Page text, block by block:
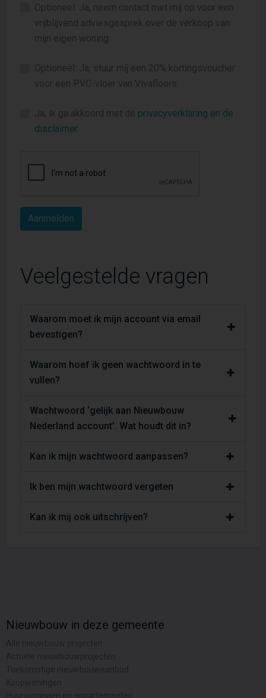
Optioneel: Ja, neem contact met mij op voor een
vrijblijvend adviesgesprek over de verkoop van
mijn eigen woning.
Optioneel: Ja, stuur mij een 20% kortingsvoucher
voor een PVC-vloer van Vivafloors
Ja, ik ga akkoord met de privacyverklaring en de
disclaimer.
Veelgestelde vragen
Waarom moet ik mijn account via email
bevestigen?
Waarom hoef ik geen wachtwoord in te
vullen?
Wachtwoord ‘gelijk aan Nieuwbouw
Nederland account’. Wat houdt dit in?
Kan ik mijn wachtwoord aanpassen?
Ik ben mijn wachtwoord vergeten
Kan ik mij ook uitschrijven?
Nieuwbouw in deze gemeente